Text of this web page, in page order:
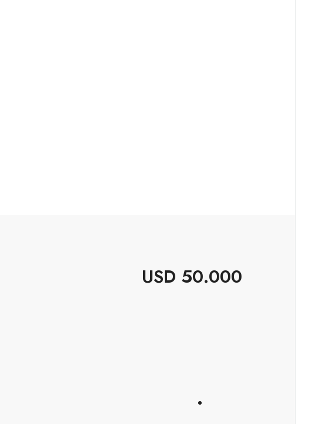
USD 50.000